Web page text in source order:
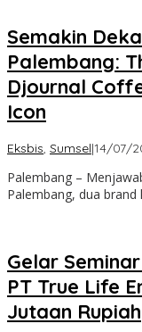
Semakin
Palembang:
Djournal
Icon
Eksbis, Sumsel|14/07/
Palembang –
Palembang, dua
Gelar
PT True Life
Jutaan Rupiah